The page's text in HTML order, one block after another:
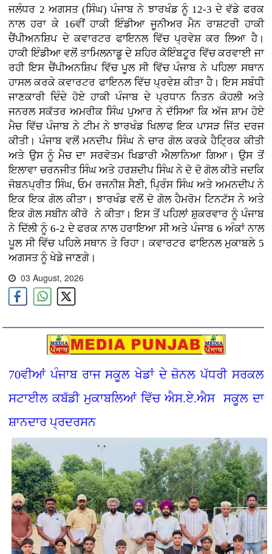
ਜਲੰਧਰ 2 ਅਗਸਤ (ਸਿੰਘ) ਪੰਜਾਬ ਨੇ ਝਾਰਖੰਡ ਨੂੰ 12-3 ਦੇ ਵੱਡੇ ਫਰਕ
ਨਾਲ ਹਰਾ ਕੇ 16ਵੀਂ ਹਾਕੀ ਇੰਡੀਆ ਜੂਨੀਅਰ ਮੈਨ ਰਾਸ਼ਟਰੀ ਹਾਕੀ
ਚੈਂਪੀਅਨਸ਼ਿਪ ਦੇ ਕਵਾਰਟਰ ਫਾਇਨਲ ਵਿੱਚ ਪ੍ਰਵੇਸ਼ ਕਰ ਲਿਆ ਹੈ।
ਹਾਕੀ ਇੰਡੀਆ ਵਲੋਂ ਤਾਮਿਲਨਾਡੂ ਦੇ ਸ਼ਹਿਰ ਕੋਇੰਬਟੂਰ ਵਿੱਚ ਕਰਵਾਈ ਜਾ
ਰਹੀ ਇਸ ਚੈਂਪੀਅਨਸ਼ਿਪ ਵਿੱਚ ਪੂਲ ਸੀ ਵਿੱਚ ਪੰਜਾਬ ਨੇ ਪਹਿਲਾ ਸਥਾਨ
ਹਾਸਲ ਕਰਕੇ ਕਵਾਰਟਰ ਫਾਇਨਲ ਵਿੱਚ ਪ੍ਰਵੇਸ਼ ਕੀਤਾ ਹੈ। ਇਸ ਸਬੰਧੀ
ਜਾਣਕਾਰੀ ਦਿੰਦੇ ਹੋਏ ਹਾਕੀ ਪੰਜਾਬ ਦੇ ਪ੍ਰਧਾਨ ਨਿਤਨ ਕੋਹਲੀ ਅਤੇ
ਜਨਰਲ ਸਕੱਤਰ ਅਮਰੀਕ ਸਿੰਘ ਪੁਆਰ ਨੇ ਦੱਸਿਆ ਕਿ ਅੱਜ ਸ਼ਾਮ ਹੋਏ
ਮੈਚ ਵਿੱਚ ਪੰਜਾਬ ਨੇ ਟੀਮ ਨੇ ਝਾਰਖੰਡ ਖਿਲਾਫ ਇਕ ਪਾਸੜ ਜਿੱਤ ਦਰਜ
ਕੀਤੀ। ਪੰਜਾਬ ਵਲੋਂ ਮਨਦੀਪ ਸਿੰਘ ਨੇ ਚਾਰ ਗੋਲ ਕਰਕੇ ਹੈਟ੍ਰਿਕ ਕੀਤੀ
ਅਤੇ ਉਸ ਨੂੰ ਮੈਚ ਦਾ ਸਰਵੋਤਮ ਖਿਡਾਰੀ ਐਲਾਨਿਆ ਗਿਆ। ਉਸ ਤੋਂ
ਇਲਾਵਾ ਚਰਨਜੀਤ ਸਿੰਘ ਅਤੇ ਹਰਸ਼ਦੀਪ ਸਿੰਘ ਨੇ ਦੋ ਦੋ ਗੋਲ ਕੀਤੇ ਜਦਕਿ
ਜੋਬਨਪ੍ਰੀਤ ਸਿੰਘ, ਓਮ ਰਜਨੀਸ਼ ਸੈਣੀ, ਪ੍ਰਿੰਸ ਸਿੰਘ ਅਤੇ ਅਮਨਦੀਪ ਨੇ
ਇਕ ਇਕ ਗੋਲ ਕੀਤਾ। ਝਾਰਖੰਡ ਵਲੋਂ ਦੋ ਗੋਲ ਹੈਮਰੋਮ ਟਿਨਟੱਸ ਨੇ ਅਤੇ
ਇਕ ਗੋਲ ਸਬੀਨ ਕੀਰੋ ਨੇ ਕੀਤਾ। ਇਸ ਤੋਂ ਪਹਿਲਾਂ ਸ਼ੁਕਰਵਾਰ ਨੂੰ ਪੰਜਾਬ
ਨੇ ਦਿੱਲੀ ਨੂੰ 6-2 ਦੇ ਫਰਕ ਨਾਲ ਹਰਾਇਆ ਸੀ ਅਤੇ ਪੰਜਾਬ 6 ਅੰਕਾਂ ਨਾਲ
ਪੂਲ ਸੀ ਵਿੱਚ ਪਹਿਲੇ ਸਥਾਨ ਤੇ ਰਿਹਾ। ਕਵਾਰਟਰ ਫਾਇਨਲ ਮੁਕਾਬਲੇ 5
ਅਗਸਤ ਨੂੰ ਖੇਡੇ ਜਾਣਗੇ।
03 August, 2026
70ਵੀਆਂ ਪੰਜਾਬ ਰਾਜ ਸਕੂਲ ਖੇਡਾਂ ਦੇ ਜ਼ੋਨਲ ਪੱਧਰੀ ਸਰਕਲ
ਸਟਾਈਲ ਕਬੱਡੀ ਮੁਕਾਬਲਿਆਂ ਵਿੱਚ ਐਸ.ਏ.ਐਸ ਸਕੂਲ ਦਾ
ਸ਼ਾਨਦਾਰ ਪ੍ਰਦਰਸਨ